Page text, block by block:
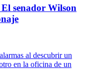
senador Wilson
al descubrir un
en la oficina de un